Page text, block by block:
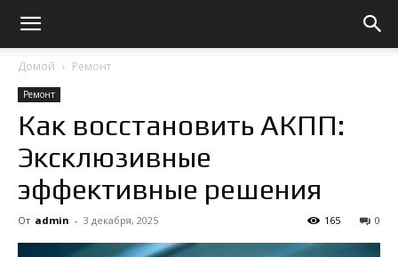
Домой Ремонт
Ремонт
Как восстановить АКПП:
Эксклюзивные
эффективные решения
От admin - 3 декабря, 2025 0
165